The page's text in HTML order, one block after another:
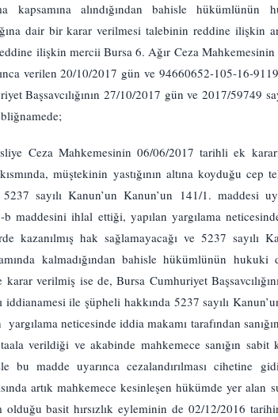
kapsamına alındığından bahisle
dair bir karar verilmesi talebinin reddine ilişkin
ilişkin mercii Bursa 6. Ağır Ceza
verilen 20/10/2017 gün ve 94660652-105-16-
Başsavcılığının 27/10/2017 gün ve 2017/
Ceza Mahkemesinin 06/06/2017 tarihli ek
müştekinin yastığının altına koyduğu
5237 sayılı Kanun’un Kanun’un 141/1. maddesi
b maddesini ihlal ettiği, yapılan yargılama
kazanılmış hak sağlamayacağı ve 5237 sayılı
kalmadığından bahisle hükümlünün
verilmiş ise de, Bursa Cumhuriyet
iddianamesi ile şüpheli hakkında 5237 sayılı
yargılama neticesinde iddia makamı tarafından
verildiği ve akabinde mahkemece sanığın
bu madde uyarınca cezalandırılması cihetine
artık mahkemece kesinleşen hükümde yer
olduğu basit hırsızlık eyleminin de 02/12/2016